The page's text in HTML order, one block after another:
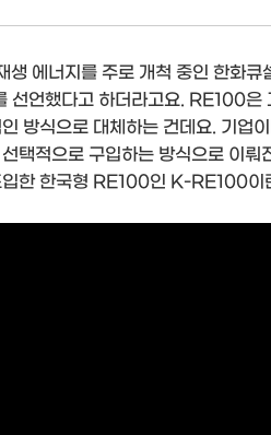
생 에너지를 주로 개척 중인 한화
선언했다고 하더라고요. RE100은
방식으로 대체하는 건데요. 기업
택적으로 구입하는 방식으로 이
입한 한국형 RE100인 K-RE100이